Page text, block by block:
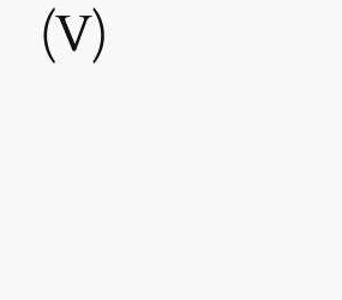
(V)